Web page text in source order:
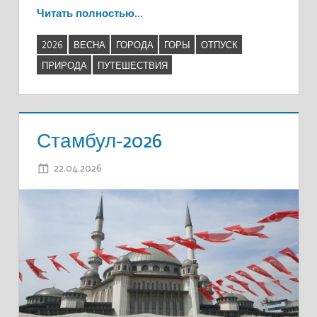
Читать полностью…
2026 ВЕСНА ГОРОДА ГОРЫ
ОТПУСК
ПРИРОДА
ПУТЕШЕСТВИЯ
Стамбул-2026
22.04.2026